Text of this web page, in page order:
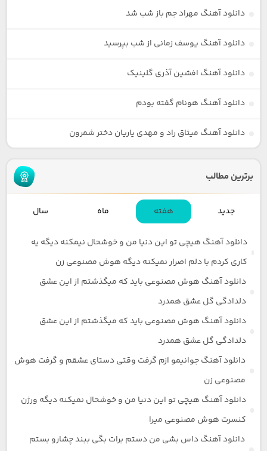
دانلود آهنگ مهراد جم باز شب شد
دانلود آهنگ یوسف زمانی از شب بپرسید
دانلود آهنگ افشین آذری گلینیک
دانلود آهنگ هونام گفته بودم
دانلود آهنگ میثاق راد و مهدی یاریان دختر شمرون
برترین مطالب
جدید هفته ماه سال
دانلود آهنگ هیچی تو این دنیا من و خوشحال نیمکنه دیگه یه
کاری کردم با دلم اصرار نمیکنه دیگه هوش مصنوعی زن
دانلود آهنگ هوش مصنوعی باید که میگذشتم از این عشق
دلدادگی گل عشق همدرد
دانلود آهنگ هوش مصنوعی باید که میگذشتم از این عشق
دلدادگی گل عشق همدرد
دانلود آهنگ جوانیمو ازم گرفت وقتی دستای عشقم و گرفت هوش
مصنوعی زن
دانلود آهنگ هیچی تو این دنیا من و خوشحال نمیکنه دیگه ورژن
کنسرت هوش مصنوعی میرا
دانلود آهنگ داس بشی من دستم برات بگی ببند چشارو بستم